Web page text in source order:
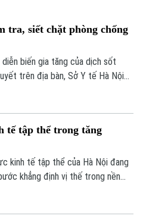
tra, siết chặt phòng chống
biến gia tăng của dịch sốt
trên địa bàn, Sở Y tế Hà Nội
lập các đoàn kiểm tra, giám sát
tế tập thể trong tăng
kinh tế tập thể của Hà Nội đang
khẳng định vị thế trong nền